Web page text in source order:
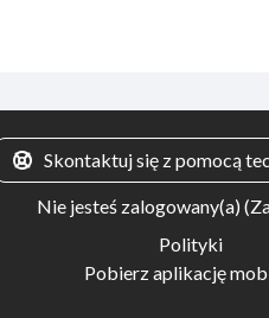
Skontaktuj się z pomocą
Nie jesteś zalogowany(a) (
Polityki
Pobierz aplikację